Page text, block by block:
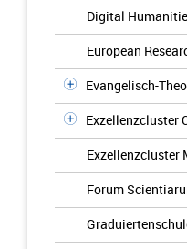
Digital
European
Evangelisch-
Exzellenzcluster
Exzellenzcluster
Forum